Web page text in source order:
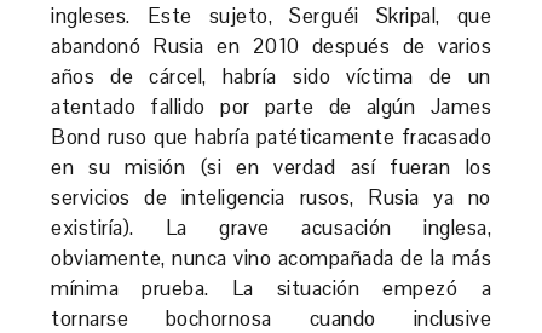
ingleses. Este sujeto, Serguéi Skripal, que
abandonó Rusia en 2010 después de varios
años de cárcel, habría sido víctima de un
atentado fallido por parte de algún James
Bond ruso que habría patéticamente fracasado
en su misión (si en verdad así fueran los
servicios de inteligencia rusos, Rusia ya no
existiría). La grave acusación inglesa,
obviamente, nunca vino acompañada de la más
mínima prueba. La situación empezó a
tornarse bochornosa cuando inclusive